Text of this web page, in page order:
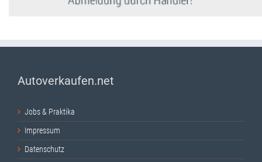
Autoverkaufen.net
Jobs & Praktika
Impressum
Datenschutz